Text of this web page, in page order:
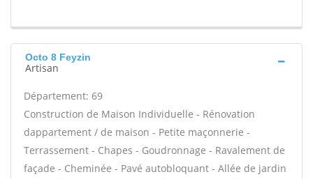
Octo 8 Feyzin
Artisan
Département: 69
Construction de Maison Individuelle - Rénovation
dappartement / de maison - Petite maçonnerie -
Terrassement - Chapes - Goudronnage - Ravalement de
façade - Cheminée - Pavé autobloquant - Allée de jardin